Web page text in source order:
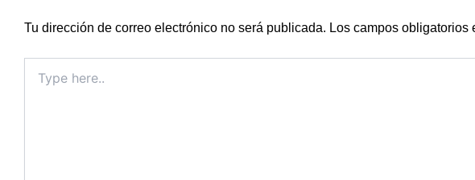
Tu dirección de correo electrónico no será publicada. Los campos obligatorios
here..